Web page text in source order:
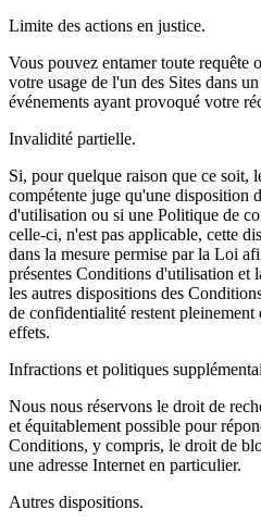
Limite des actions en justice.
Vous pouvez entamer toute requête
votre usage de l'un des Sites dans
événements ayant provoqué votre
Invalidité partielle.
Si, pour quelque raison que ce soit,
compétente juge qu'une disposition
d'utilisation ou si une Politique de
celle-ci, n'est pas applicable, cette
dans la mesure permise par la Loi
présentes Conditions d'utilisation et
les autres dispositions des
de confidentialité restent
effets.
Infractions et politiques
Nous nous réservons le droit de
et équitablement possible pour
Conditions, y compris, le droit de
une adresse Internet en particulier.
Autres dispositions.